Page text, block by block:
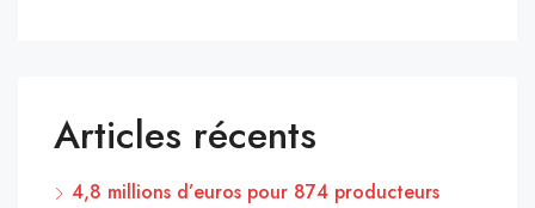
Articles récents
4,8 millions d’euros pour 874 producteurs